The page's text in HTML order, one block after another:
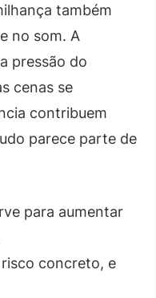
também
no som. A
pressão do
cenas se
contribuem
parece parte de
para aumentar
concreto, e